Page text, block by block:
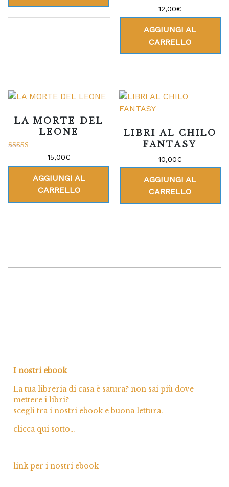
su 5
12,00€
AGGIUNGI AL
CARRELLO
LA MORTE DEL
LEONE
su 5
15,00€
AGGIUNGI AL
CARRELLO
LIBRI AL CHILO
FANTASY
10,00€
AGGIUNGI AL
CARRELLO
I nostri ebook
La tua libreria di casa è satura? non sai più dove
mettere i libri?
scegli tra i nostri ebook e buona lettura.
clicca qui sotto…
link per i nostri ebook